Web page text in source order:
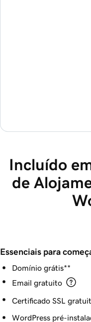
Incluído
de
Essenciais para
Domínio grátis**
Email gratuito
Certificado SSL
WordPress pré-